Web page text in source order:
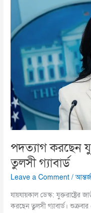
পদত্যাগ করছেন
তুলসী গ্যাবার্ড
Leave a Comment /
যায়যায়কাল ডেস্ক:
করছেন তুলসী গ্যাবার্ড। শুক্রবার
করছেন
যুক্তরাষ্ট্রের
গোয়েন্দাপ্রধান
তুলসী
গ্যাবার্ড